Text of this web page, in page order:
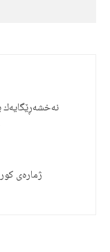
نه‌خشه‌ڕێگایه‌ك
ژمارەی